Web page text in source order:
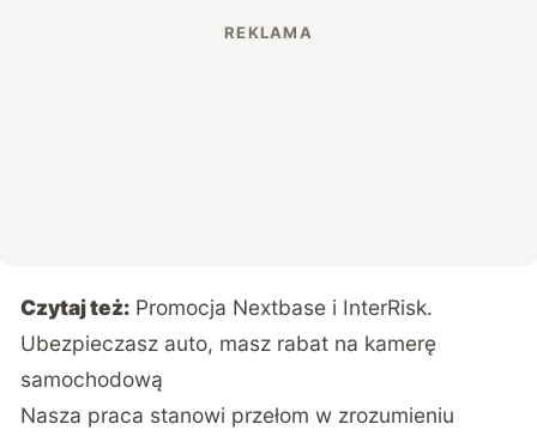
Czytaj też: Promocja Nextbase i InterRisk.
Ubezpieczasz auto, masz rabat na kamerę
samochodową
Nasza praca stanowi przełom w zrozumieniu